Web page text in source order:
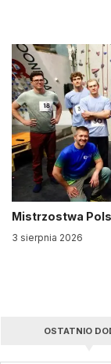
Mistrzostwa
3 sierpnia 2026
OSTATNIO